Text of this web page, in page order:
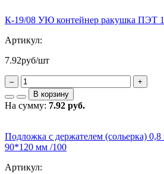
К-19/08 УЮ контейнер ракушка ПЭТ
Артикул:
7.92руб/шт
–
+
В корзину
На сумму: 7.92 руб.
Подложка с держателем (сольерка)
90*120 мм /100
Артикул: